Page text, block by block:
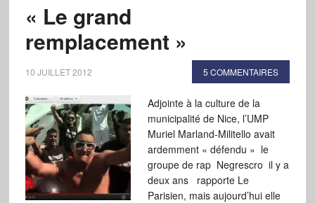
« Le grand
remplacement »
10 JUILLET 2012 5 COMMENTAIRES
Adjointe à la culture de la
municipalité de Nice, l’UMP
Muriel Marland-Militello avait
ardemment « défendu » le
groupe de rap Negrescro il y a
deux ans rapporte Le
Parisien, mais aujourd’hui elle